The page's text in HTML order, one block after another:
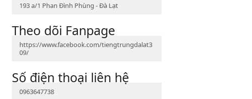
193 a/1 Phan Đình Phùng - Đà Lạt
Theo dõi Fanpage
https://www.facebook.com/tiengtrungdalat3
09/
Số điện thoại liên hệ
0963647738